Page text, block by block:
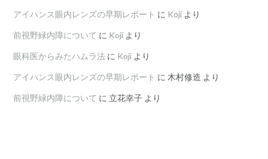
アイハンス眼内レンズの早期レポート に Koji より
前視野緑内障について に Koji より
眼科医からみたハムラ法 に Koji より
アイハンス眼内レンズの早期レポート に 木村修造 より
前視野緑内障について に 立花幸子 より